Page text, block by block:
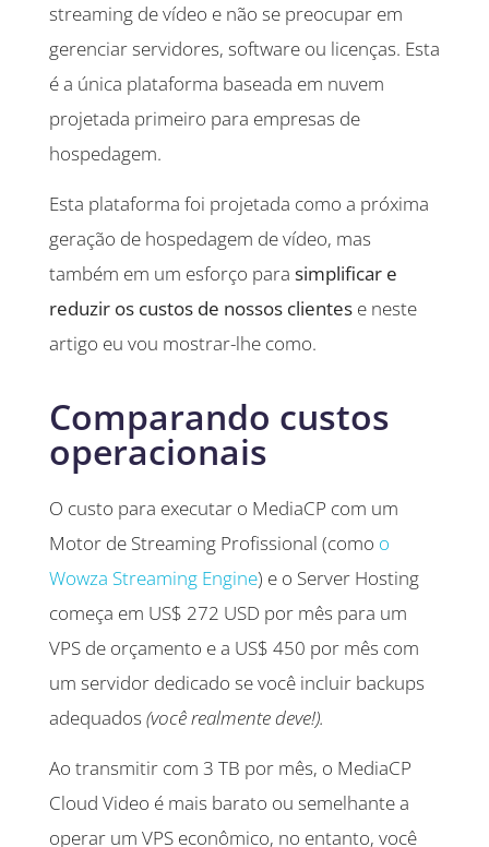
streaming de vídeo e não se preocupar em
gerenciar servidores, software ou licenças. Esta
é a única plataforma baseada em nuvem
projetada primeiro para empresas de
hospedagem.
Esta plataforma foi projetada como a próxima
geração de hospedagem de vídeo, mas
também em um esforço para simplificar e
reduzir os custos de nossos clientes e neste
artigo eu vou mostrar-lhe como.
Comparando custos
operacionais
O custo para executar o MediaCP com um
Motor de Streaming Profissional (como o
Wowza Streaming Engine) e o Server Hosting
começa em US$ 272 USD por mês para um
VPS de orçamento e a US$ 450 por mês com
um servidor dedicado se você incluir backups
adequados (você realmente deve!).
Ao transmitir com 3 TB por mês, o MediaCP
Cloud Video é mais barato ou semelhante a
operar um VPS econômico, no entanto, você